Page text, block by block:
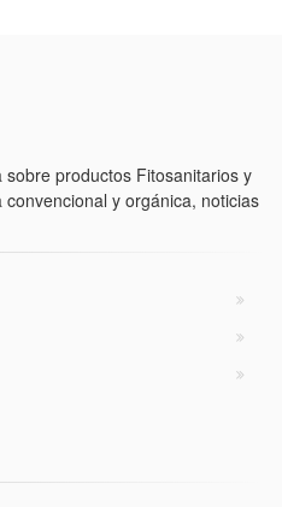
productos Fitosanitarios y
y orgánica, noticias